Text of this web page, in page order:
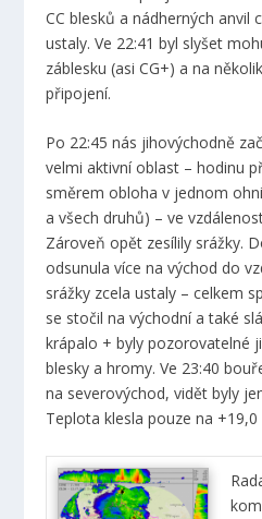
CC blesků a nádherných anvil
ustaly. Ve 22:41 byl slyšet
záblesku (asi CG+) a na
připojení.
Po 22:45 nás jihovýchodně
velmi aktivní oblast – hodinu
směrem obloha v jednom
a všech druhů) – ve
Zároveň opět zesílily srážky.
odsunula více na východ do
srážky zcela ustaly – celkem
se stočil na východní a také
krápalo + byly pozorovatelné
blesky a hromy. Ve 23:40
na severovýchod, vidět byly
Teplota klesla pouze na